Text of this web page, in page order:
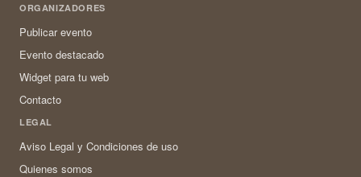
ORGANIZADORES
Publicar evento
Evento destacado
Widget para tu web
Contacto
LEGAL
Aviso Legal y Condiciones de uso
Quienes somos